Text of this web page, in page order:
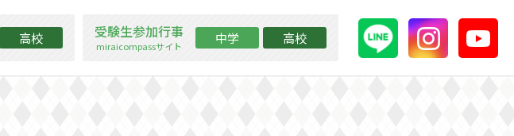
高校 受験生参加行事
miraicompassサイト 中学 高校